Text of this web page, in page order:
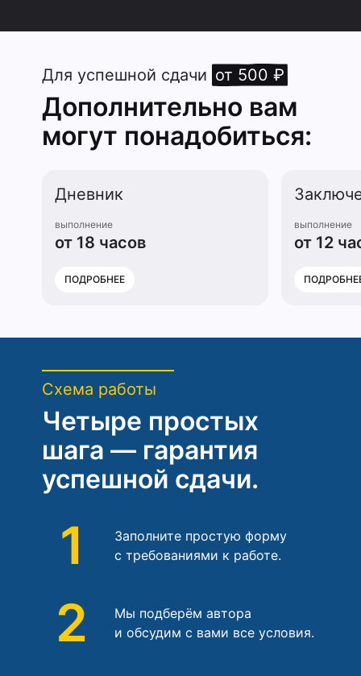
Для успешной сдачи от 500 ₽
Дополнительно вам
могут понадобиться:
Дневник
выполнение
от 18 часов
ПОДРОБНЕЕ
выполнение
от 12
Схема работы
Четыре простых
шага — гарантия
успешной сдачи.
1
Заполните простую форму
с требованиями к работе.
2
Мы подберём автора
и обсудим с вами все условия.